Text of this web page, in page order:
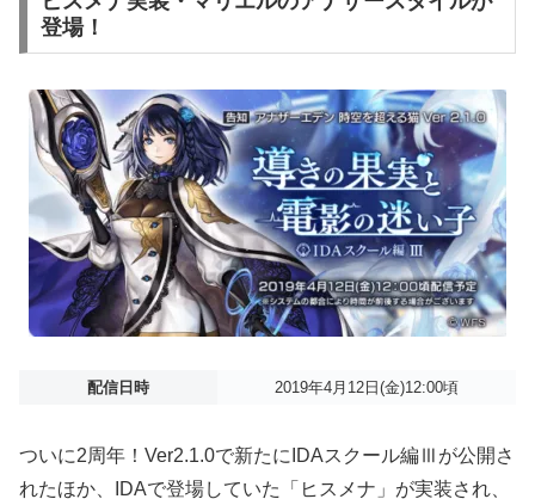
登場！
配信日時 2019年4月12日(金)12:00頃
ついに2周年！Ver2.1.0で新たにIDAスクール編Ⅲが公開さ
れたほか、IDAで登場していた「ヒスメナ」が実装され、